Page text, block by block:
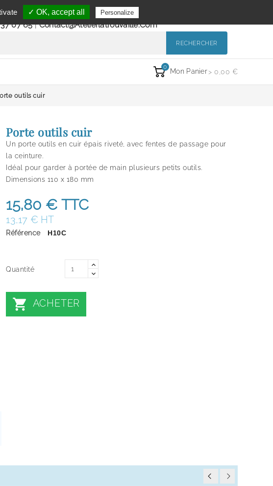
clientèle
au vendredi de 9h à 12h et de 14h à 18h
07 65|Contact@atelierlatrouvaille.com
RECHERCHER
0
Mon Panier> 0,00 €
outils cuir
Porte outils cuir
Un porte outils en cuir épais riveté, avec fentes de passage pour
la ceinture.
Idéal pour garder à portée de main plusieurs petits outils.
Dimensions 110 x 180 mm
15,80 € TTC
13,17 € HT
Référence H10C
Quantité
 ACHETER
✓ OK, accept all Personalize